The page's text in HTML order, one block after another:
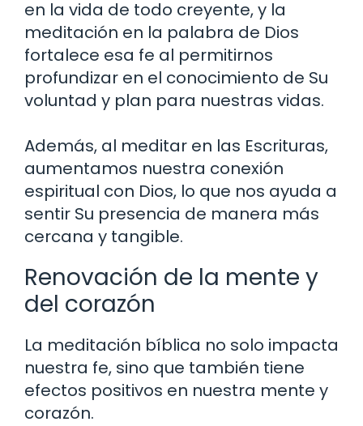
en la vida de todo creyente, y la
meditación en la palabra de Dios
fortalece esa fe al permitirnos
profundizar en el conocimiento de Su
voluntad y plan para nuestras vidas.
Además, al meditar en las Escrituras,
aumentamos nuestra conexión
espiritual con Dios, lo que nos ayuda a
sentir Su presencia de manera más
cercana y tangible.
Renovación de la mente y
del corazón
La meditación bíblica no solo impacta
nuestra fe, sino que también tiene
efectos positivos en nuestra mente y
corazón.